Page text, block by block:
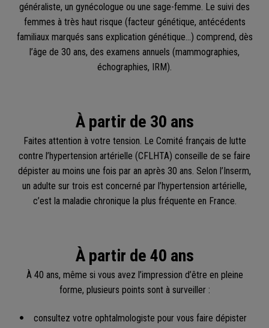
généraliste, un gynécologue ou une sage-femme. Le suivi des
femmes à très haut risque (facteur génétique, antécédents
familiaux marqués sans explication génétique…) comprend, dès
l’âge de 30 ans, des examens annuels (mammographies,
échographies, IRM).
À partir de 30 ans
Faites attention à votre tension. Le Comité français de lutte
contre l’hypertension artérielle (CFLHTA) conseille de se faire
dépister au moins une fois par an après 30 ans. Selon l’Inserm,
un adulte sur trois est concerné par l’hypertension artérielle,
c’est la maladie chronique la plus fréquente en France.
À partir de 40 ans
À 40 ans, même si vous avez l’impression d’être en pleine
forme, plusieurs points sont à surveiller :
consultez votre ophtalmologiste pour vous faire dépister